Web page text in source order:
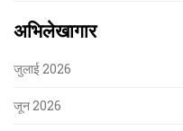
अभिलेखागार
जुलाई 2026
जून 2026